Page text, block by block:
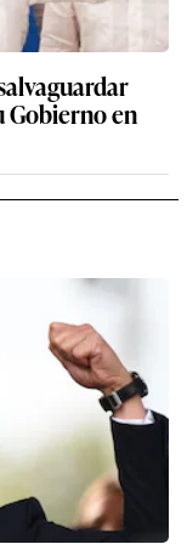
Gobierno en